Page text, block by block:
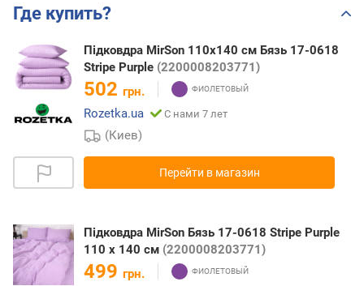
Где купить?
Підковдра MirSon 110х140 см Бязь 17-0618
Stripe Purple (2200008203771)
502 грн.
Rozetka.ua
С нами 7 лет
(Киев)
Перейти в магазин
Підковдра MirSon Бязь 17-0618 Stripe Purple
110 x 140 см (2200008203771)
499 грн.